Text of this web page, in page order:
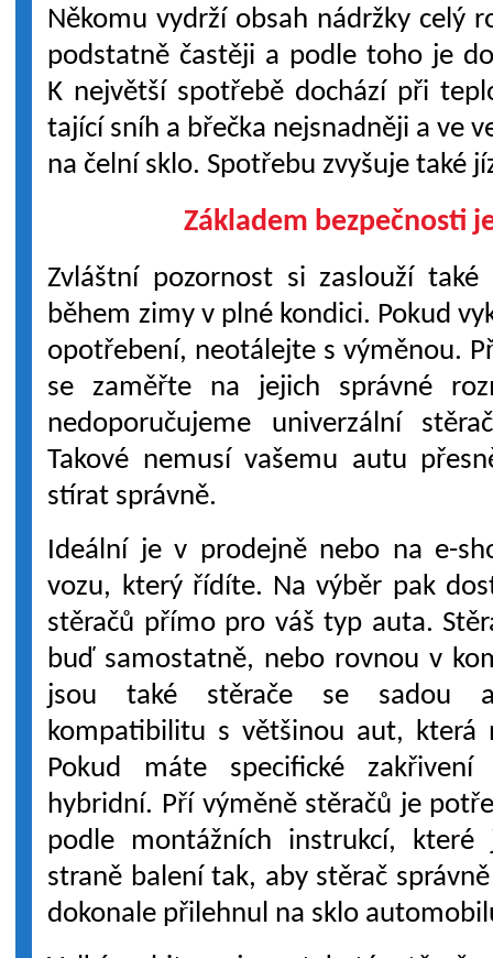
Někomu vydrží obsah nádržky celý
podstatně častěji a podle toho je
K největší spotřebě dochází při
tající sníh a břečka nejsnadněji a ve
na čelní sklo. Spotřebu zvyšuje také
Základem bezpečnosti
Zvláštní pozornost si zaslouží
během zimy v plné kondici. Pokud
opotřebení, neotálejte s výměnou.
se zaměřte na jejich správné
nedoporučujeme univerzální
Takové nemusí vašemu autu
stírat správně.
Ideální je v prodejně nebo na e-
vozu, který řídíte. Na výběr pak
stěračů přímo pro váš typ auta.
buď samostatně, nebo rovnou v
jsou také stěrače se sadou
kompatibilitu s většinou aut, která
Pokud máte specifické
hybridní. Pří výměně stěračů je
podle montážních instrukcí,
straně balení tak, aby stěrač
dokonale přilehnul na sklo